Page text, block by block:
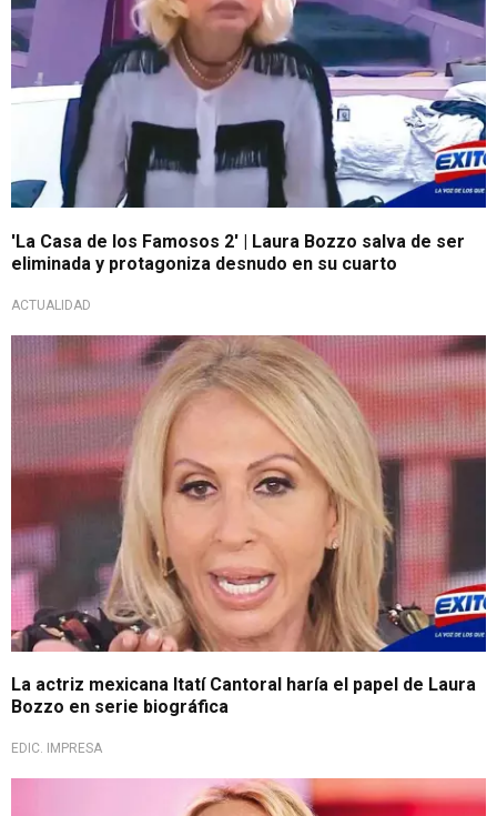
'La Casa de los Famosos 2' | Laura Bozzo salva de ser
eliminada y protagoniza desnudo en su cuarto
ACTUALIDAD
La actriz mexicana Itatí Cantoral haría el papel de Laura
Bozzo en serie biográfica
EDIC. IMPRESA